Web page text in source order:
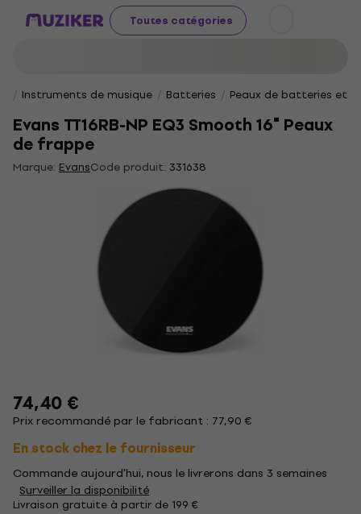
Toutes catégories
Instruments de musique Batteries Peaux de batteries et
Evans TT16RB-NP EQ3 Smooth 16" Peaux
de frappe
Marque: EvansCode produit: 331638
74,40 €
Prix recommandé par le fabricant : 77,90 €
En stock chez le fournisseur
Commande aujourd'hui, nous le livrerons dans 3 semaines
Surveiller la disponibilité
Livraison gratuite à partir de 199 €